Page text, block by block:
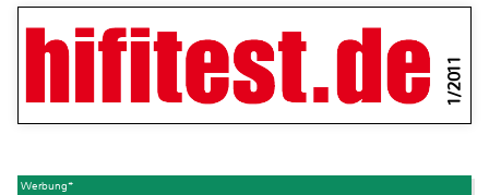
1/2011
Werbung*